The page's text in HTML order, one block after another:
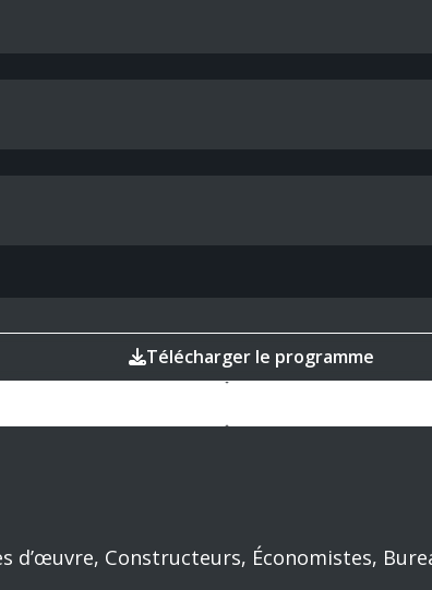
Télécharger le programme
Constructeurs, Économistes,